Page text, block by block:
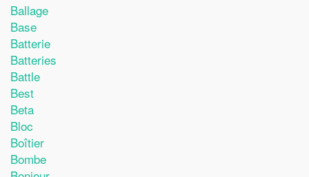
Ballage
Base
Batterie
Batteries
Battle
Best
Beta
Bloc
Boîtier
Bombe